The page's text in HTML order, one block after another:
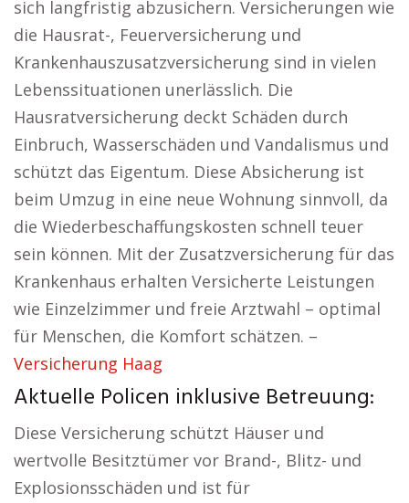
sich langfristig abzusichern. Versicherungen wie
die Hausrat-, Feuerversicherung und
Krankenhauszusatzversicherung sind in vielen
Lebenssituationen unerlässlich. Die
Hausratversicherung deckt Schäden durch
Einbruch, Wasserschäden und Vandalismus und
schützt das Eigentum. Diese Absicherung ist
beim Umzug in eine neue Wohnung sinnvoll, da
die Wiederbeschaffungskosten schnell teuer
sein können. Mit der Zusatzversicherung für das
Krankenhaus erhalten Versicherte Leistungen
wie Einzelzimmer und freie Arztwahl – optimal
für Menschen, die Komfort schätzen. –
Versicherung Haag
Aktuelle Policen inklusive Betreuung:
Diese Versicherung schützt Häuser und
wertvolle Besitztümer vor Brand-, Blitz- und
Explosionsschäden und ist für